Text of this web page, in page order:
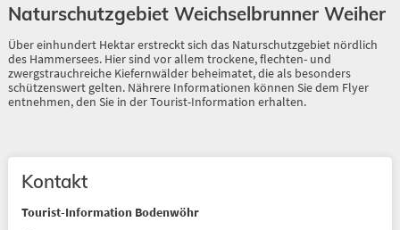
Naturschutzgebiet Weichselbrunner Weiher
Über einhundert Hektar erstreckt sich das Naturschutzgebiet nördlich
des Hammersees. Hier sind vor allem trockene, flechten- und
zwergstrauchreiche Kiefernwälder beheimatet, die als besonders
schützenswert gelten. Nährere Informationen können Sie dem Flyer
entnehmen, den Sie in der Tourist-Information erhalten.
Kontakt
Tourist-Information Bodenwöhr